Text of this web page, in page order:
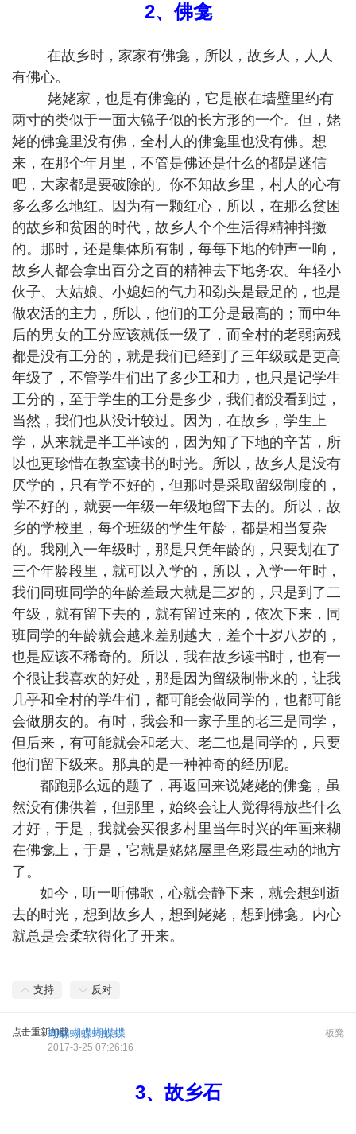
2、佛龛
在故乡时，家家有佛龛，所以，故乡人，人人
有佛心。
姥姥家，也是有佛龛的，它是嵌在墙壁里约有
两寸的类似于一面大镜子似的长方形的一个。但，姥
姥的佛龛里没有佛，全村人的佛龛里也没有佛。想
来，在那个年月里，不管是佛还是什么的都是迷信
吧，大家都是要破除的。你不知故乡里，村人的心有
多么多么地红。因为有一颗红心，所以，在那么贫困
的故乡和贫困的时代，故乡人个个生活得精神抖擞
的。那时，还是集体所有制，每每下地的钟声一响，
故乡人都会拿出百分之百的精神去下地务农。年轻小
伙子、大姑娘、小媳妇的气力和劲头是最足的，也是
做农活的主力，所以，他们的工分是最高的；而中年
后的男女的工分应该就低一级了，而全村的老弱病残
都是没有工分的，就是我们已经到了三年级或是更高
年级了，不管学生们出了多少工和力，也只是记学生
工分的，至于学生的工分是多少，我们都没看到过，
当然，我们也从没计较过。因为，在故乡，学生上
学，从来就是半工半读的，因为知了下地的辛苦，所
以也更珍惜在教室读书的时光。所以，故乡人是没有
厌学的，只有学不好的，但那时是采取留级制度的，
学不好的，就要一年级一年级地留下去的。所以，故
乡的学校里，每个班级的学生年龄，都是相当复杂
的。我刚入一年级时，那是只凭年龄的，只要划在了
三个年龄段里，就可以入学的，所以，入学一年时，
我们同班同学的年龄差最大就是三岁的，只是到了二
年级，就有留下去的，就有留过来的，依次下来，同
班同学的年龄就会越来差别越大，差个十岁八岁的，
也是应该不稀奇的。所以，我在故乡读书时，也有一
个很让我喜欢的好处，那是因为留级制带来的，让我
几乎和全村的学生们，都可能会做同学的，也都可能
会做朋友的。有时，我会和一家子里的老三是同学，
但后来，有可能就会和老大、老二也是同学的，只要
他们留下级来。那真的是一种神奇的经历呢。
都跑那么远的题了，再返回来说姥姥的佛龛，虽
然没有佛供着，但那里，始终会让人觉得得放些什么
才好，于是，我就会买很多村里当年时兴的年画来糊
在佛龛上，于是，它就是姥姥屋里色彩最生动的地方
了。
如今，听一听佛歌，心就会静下来，就会想到逝
去的时光，想到故乡人，想到姥姥，想到佛龛。内心
就总是会柔软得化了开来。
支持 反对
点击重新加载 板凳
蝴蝶蝴蝶蝴蝶蝶
2017-3-25 07:26:16
3、故乡石